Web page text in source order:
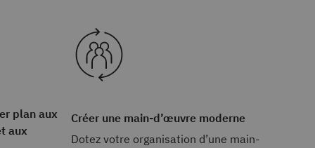
plan aux
aux
Créer une main-d’œuvre moderne
Dotez votre organisation d’une main-